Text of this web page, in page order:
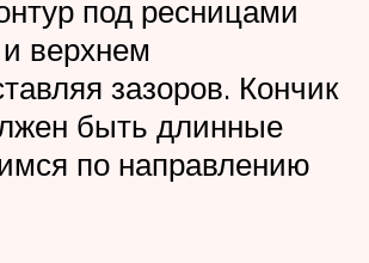
под ресницами
верхнем
зазоров. Кончик
быть длинные
по направлению